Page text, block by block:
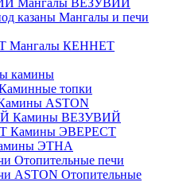
Мангалы ВЕЗУВИЙ
Мангалы и печи
Мангалы КЕННЕТ
камины
топки
ASTON
Камины ВЕЗУВИЙ
Камины ЭВЕРЕСТ
ЭТНА
Отопительные печи
Отопительные